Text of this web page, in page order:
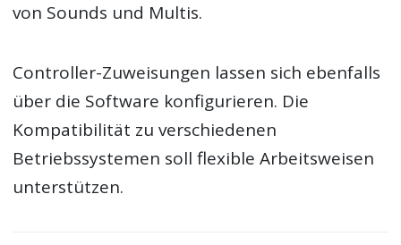
von Sounds und Multis.
Controller-Zuweisungen lassen sich ebenfalls
über die Software konfigurieren. Die
Kompatibilität zu verschiedenen
Betriebssystemen soll flexible Arbeitsweisen
unterstützen.